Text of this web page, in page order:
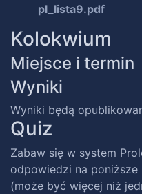
pl_lista9.pdf
Kolokwium
Miejsce i termin
Wyniki
Wyniki będą
Quiz
Zabaw się w system
odpowiedzi na
(może być więcej niż